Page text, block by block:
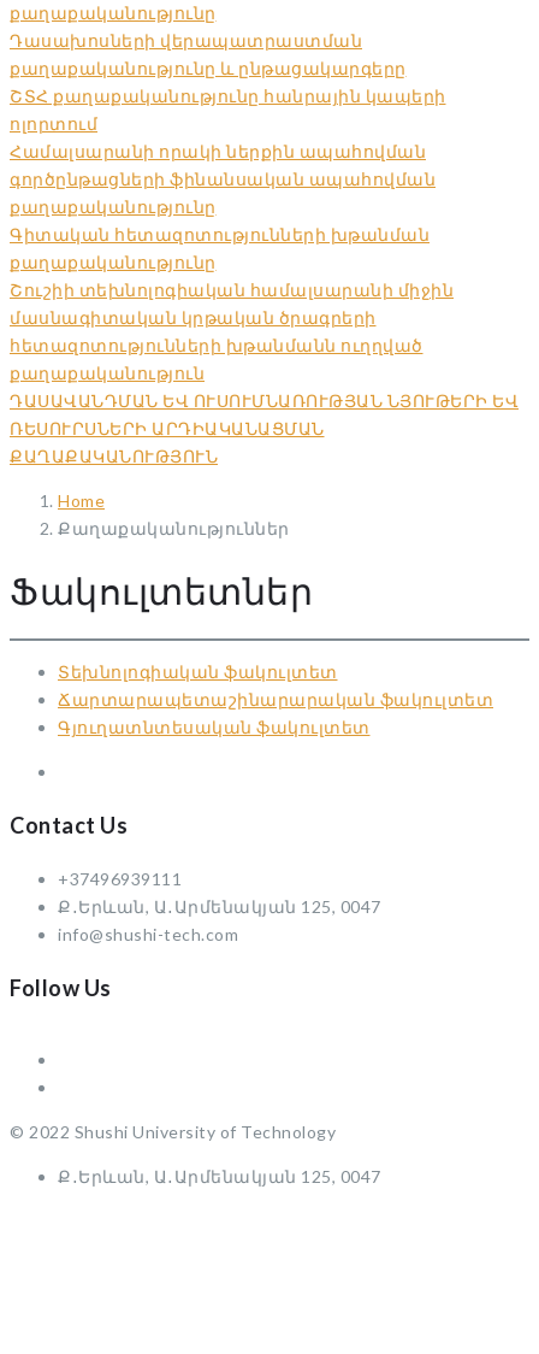
քաղաքականությունը
Դասախոսների վերապատրաստման
քաղաքականությունը և ընթացակարգերը
ՇՏՀ քաղաքականությունը հանրային կապերի
ոլորտում
Համալսարանի որակի ներքին ապահովման
գործընթացների ֆինանսական ապահովման
քաղաքականությունը
Գիտական հետազոտությունների խթանման
քաղաքականությունը
Շուշիի տեխնոլոգիական համալսարանի միջին
մասնագիտական կրթական ծրագրերի
հետազոտությունների խթանմանն ուղղված
քաղաքականություն
ԴԱՍԱՎԱՆԴՄԱՆ ԵՎ ՈՒՍՈՒՄՆԱՌՈՒԹՅԱՆ ՆՅՈՒԹԵՐԻ ԵՎ
ՌԵՍՈՒՐՍՆԵՐԻ ԱՐԴԻԱԿԱՆԱՑՄԱՆ
ՔԱՂԱՔԱԿԱՆՈՒԹՅՈՒՆ
Home
Քաղաքականություններ
Ֆակուլտետներ
Տեխնոլոգիական ֆակուլտետ
Ճարտարապետաշինարարական ֆակուլտետ
Գյուղատնտեսական ֆակուլտետ
Contact Us
+37496939111
Ք․Երևան, Ա․Արմենակյան 125, 0047
info@shushi-tech.com
Follow Us
© 2022 Shushi University of Technology
Ք․Երևան, Ա․Արմենակյան 125, 0047